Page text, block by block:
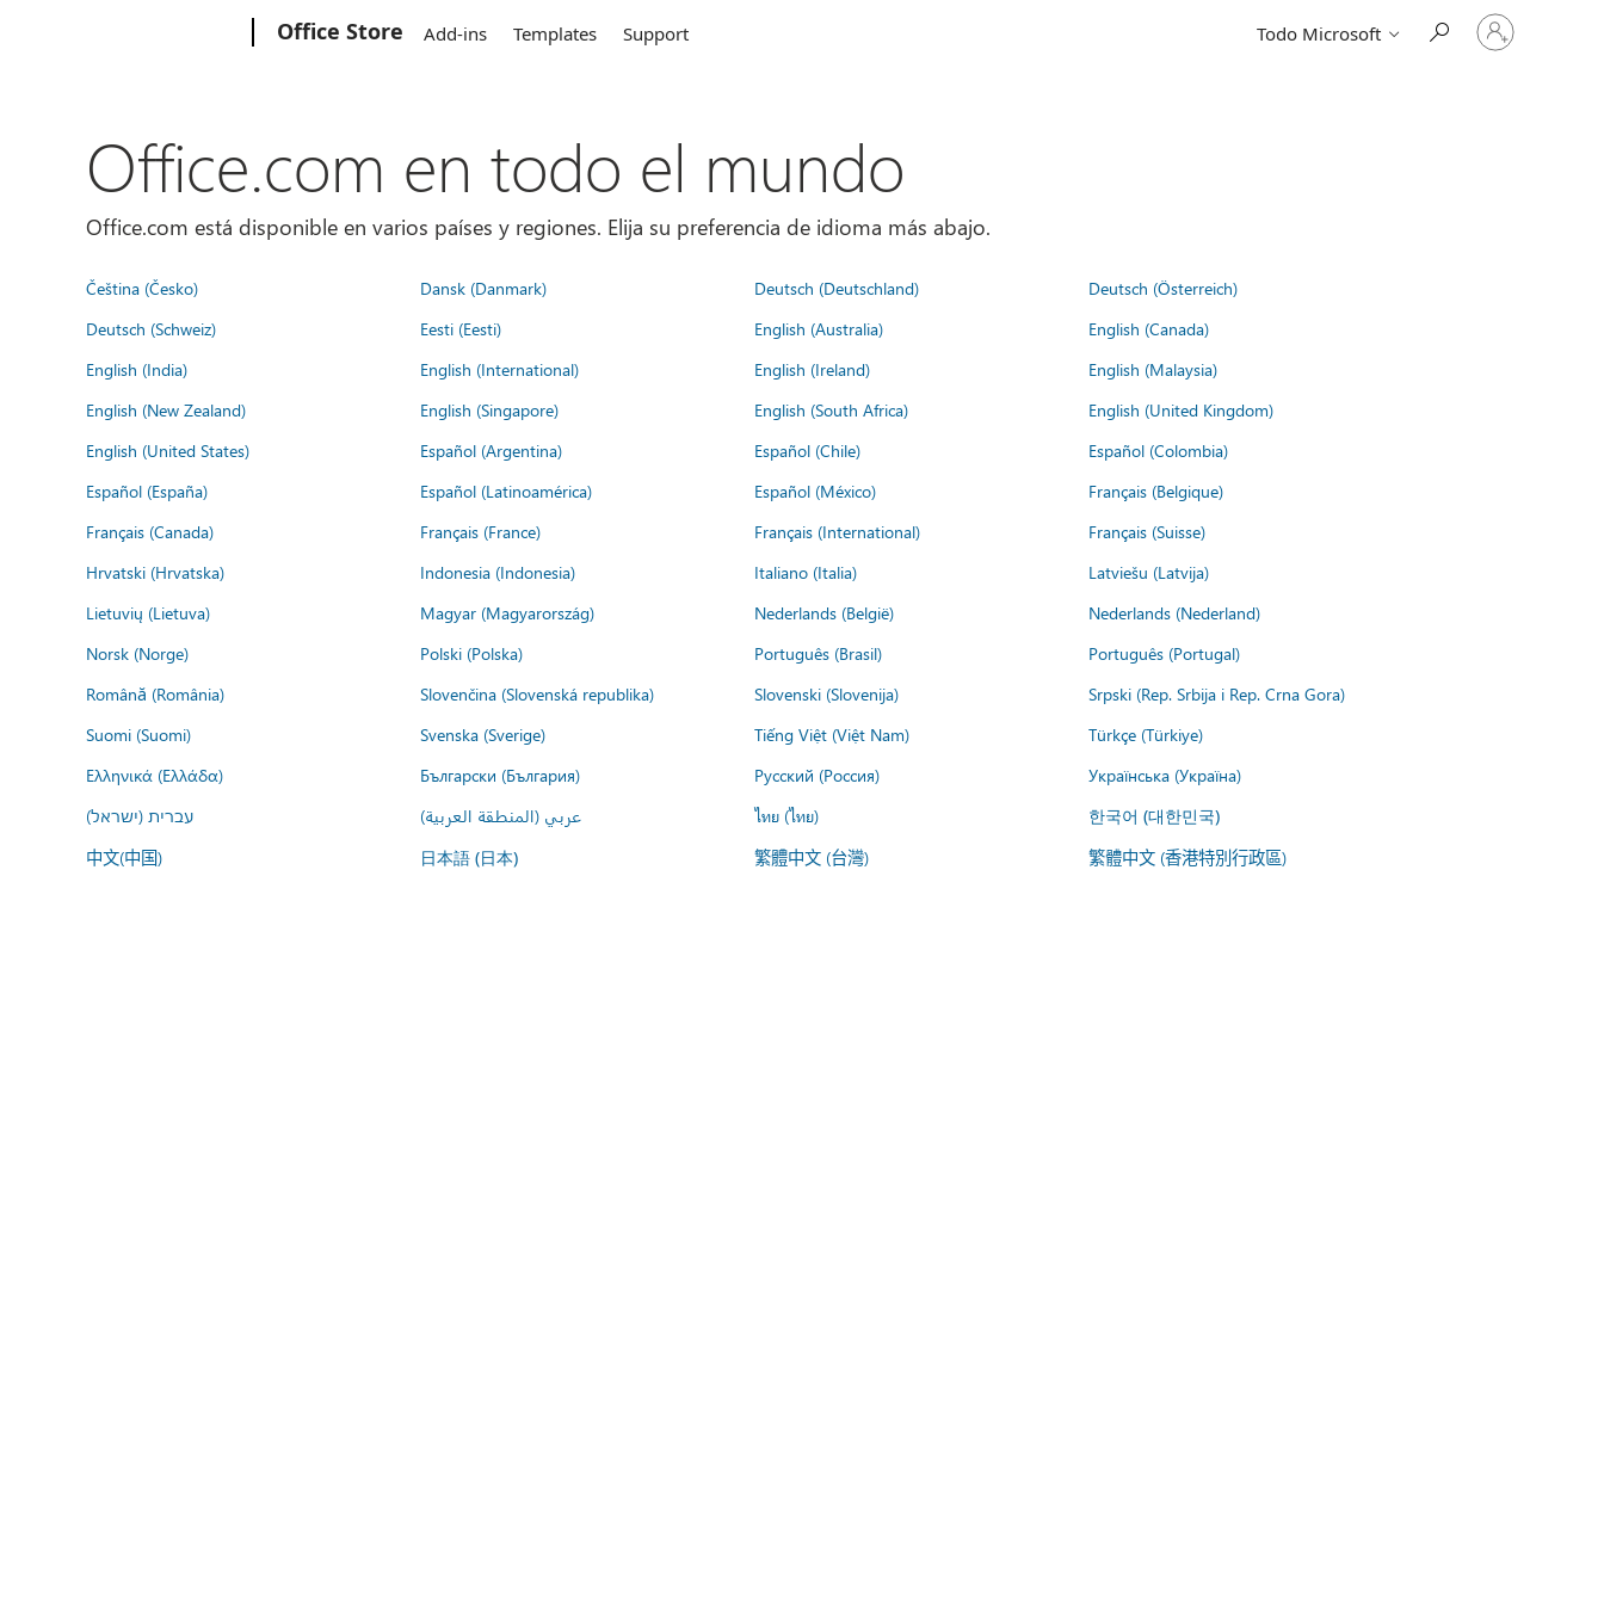
Office Store Add-ins Templates Support Todo Microsoft
Iniciar
sesión
Office.com en todo el mundo
Office.com está disponible en varios países y regiones. Elija su preferencia de idioma más abajo.
Čeština (Česko) Dansk (Danmark) Deutsch (Deutschland)
Deutsch (Österreich)
Deutsch (Schweiz)
Eesti (Eesti) English (Australia)
English (Canada)
English (India)
English (International) English (Ireland)
English (Malaysia)
English (New Zealand)
English (Singapore) English (South Africa)
English (United Kingdom)
English (United States)
Español (Argentina) Español (Chile)
Español (Colombia)
Español (España)
Español (Latinoamérica) Español (México)
Français (Belgique)
Français (Canada)
Français (France) Français (International)
Français (Suisse)
Hrvatski (Hrvatska)
Indonesia (Indonesia) Italiano (Italia)
Latviešu (Latvija)
Lietuvių (Lietuva)
Magyar (Magyarország) Nederlands (België)
Nederlands (Nederland)
Norsk (Norge)
Polski (Polska) Português (Brasil)
Português (Portugal)
Română (România)
Slovenčina (Slovenská republika) Slovenski (Slovenija)
Srpski (Rep. Srbija i Rep. Crna Gora)
Suomi (Suomi)
Svenska (Sverige) Tiếng Việt (Việt Nam)
Türkçe (Türkiye)
Ελληνικά (Ελλάδα)
Български (България) Русский (Россия)
Українська (Україна)
עברית (ישראל)
عربي (المنطقة العربية) ไทย (ไทย) 한국어 (대한민국)
中文(中国) 日本語 (日本) 繁體中文 (台灣) 繁體中文 (香港特別行政區)